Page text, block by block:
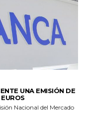
UNA EMISIÓN DE
Nacional del Mercado